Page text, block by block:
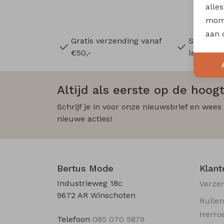
Gratis verzending vanaf
€50,-
Snelle
levering
Altijd als eerste op de
Schrijf je in voor onze nieuwsbrief en
nieuwe acties!
Bertus Mode
Industrieweg 18c
9672 AR Winschoten
Telefoon 085 070 5879
aan